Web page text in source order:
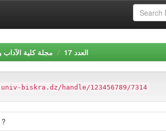
مجلة كلية الآداب العدد 17
biskra.dz/handle/123456789/7314